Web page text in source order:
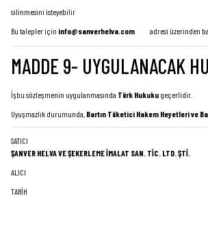
silinmesini isteyebilir
Bu talepler için info@sanverhelva.com adresi üzerinden
MADDE 9- UYGULANACAK
İşbu sözleşmenin uygulanmasında Türk Hukuku geçerlidir.
Uyuşmazlık durumunda, Bartın Tüketici Hakem Heyetleri ve
SATICI
ŞANVER HELVA VE ŞEKERLEME İMALAT SAN. TİC. LTD. ŞTİ.
ALICI
TARİH